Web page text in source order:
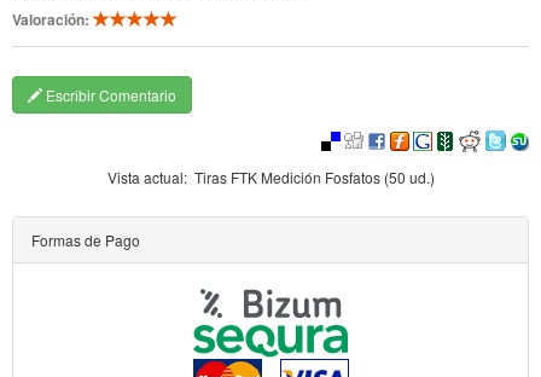
Valoración:
Escribir Comentario
Vista actual: Tiras FTK Medición Fosfatos (50 ud.)
Formas de Pago